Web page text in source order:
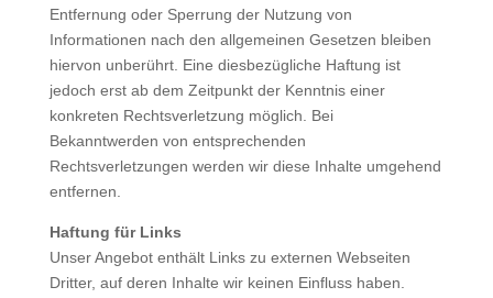
Entfernung oder Sperrung der Nutzung von
Informationen nach den allgemeinen Gesetzen bleiben
hiervon unberührt. Eine diesbezügliche Haftung ist
jedoch erst ab dem Zeitpunkt der Kenntnis einer
konkreten Rechtsverletzung möglich. Bei
Bekanntwerden von entsprechenden
Rechtsverletzungen werden wir diese Inhalte umgehend
entfernen.
Haftung für Links
Unser Angebot enthält Links zu externen Webseiten
Dritter, auf deren Inhalte wir keinen Einfluss haben.